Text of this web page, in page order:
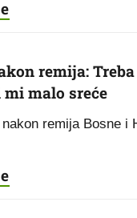
remija:
malo sreće
remija Bosne i